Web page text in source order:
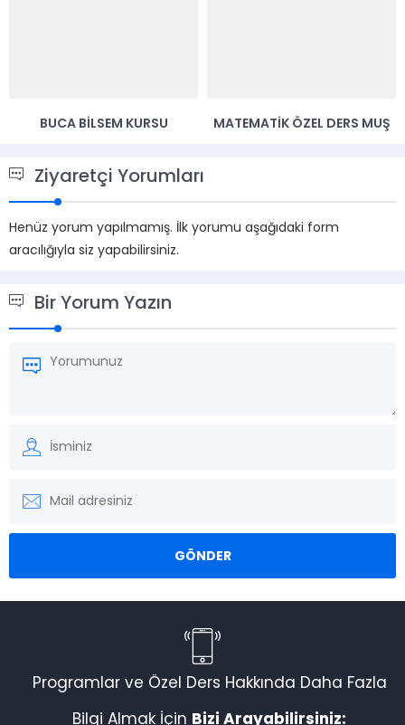
BUCA BILSEM KURSU MATEMATIK ÖZEL DERS MUŞ
Ziyaretçi Yorumları
Henüz yorum yapılmamış. İlk yorumu aşağıdaki form
aracılığıyla siz yapabilirsiniz.
Bir Yorum Yazın
Programlar ve Özel Ders Hakkında Daha Fazla
Bilgi Almak İçin Bizi Arayabilirsiniz: